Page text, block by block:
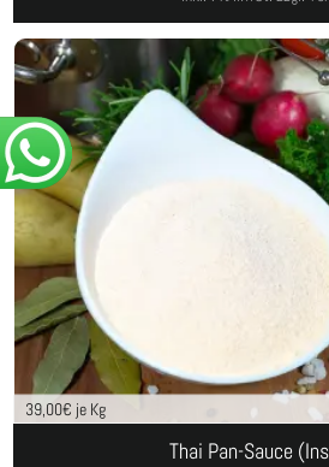
39,00€ je Kg
Thai Pan-Sauce